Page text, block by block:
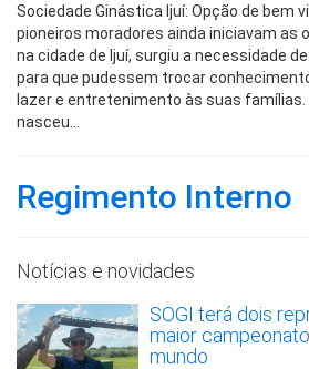
Sociedade Ginástica Ijuí: Opção de bem
pioneiros moradores ainda iniciavam as
na cidade de Ijuí, surgiu a necessidade
para que pudessem trocar
lazer e entretenimento às suas famílias.
nasceu…
Regimento Interno
Notícias e novidades
SOGI terá dois
maior
mundo